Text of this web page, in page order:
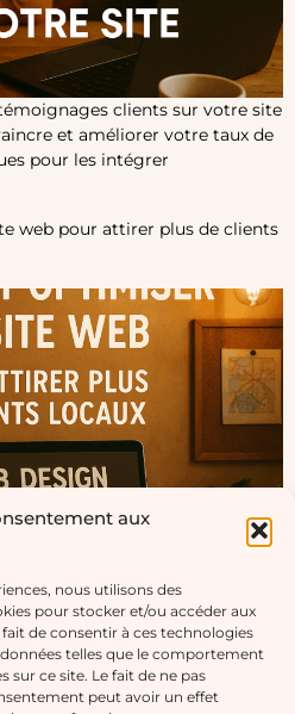
aux
nous utilisons des
pour stocker et/ou accéder aux
de consentir à ces technologies
telles que le comportement
sur ce site. Le fait de ne pas
peut avoir un effet
clients sur votre site
et améliorer votre taux de
pour les intégrer
web pour attirer plus de clients
: découvrez comment
local et attirer plus de clients
site web.